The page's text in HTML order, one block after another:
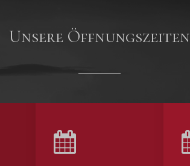
Unsere Öffnungszeiten